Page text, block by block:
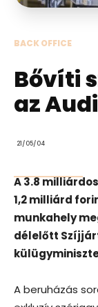
BACK OFFICE
Bővíti
az
21/05/04
A 3.8
1,2 milliárd
munkahely
délelőtt
A beruházás